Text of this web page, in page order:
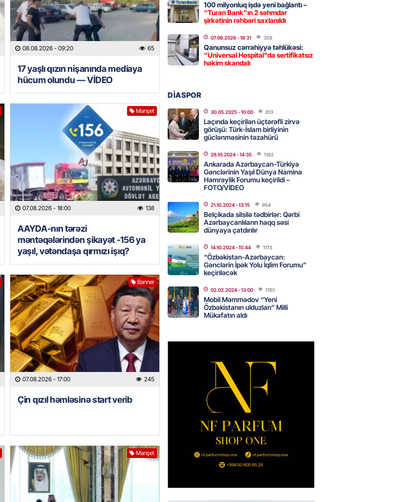
08.08.2026 - 09:20 65
17 yaşlı qızın nişanında mediaya
hücum olundu — VİDEO
Manşet
07.08.2026 - 18:00 138
AAYDA-nın tərəzi
məntəqələrindən şikayət -156 ya
yaşıl, vətəndaşa qırmızı işıq?
Banner
07.08.2026 - 17:00 245
Çin qızıl həmləsinə start verib
Manşet
GÜNDƏM
Ülviyyə İlyasova fəhləyə borclu qalıb?
07.08.2026 - 16:45
MANŞET
07.08.2026
İDMAN
Albaniya klubuna keçən Kamil
“Liverpul”da oynamaq istəyir
07.08.2026- 16:15
HADISƏ
Tovuzda qadın qətlə yetirildi – Şübhəli
qardaşı oğludur
07.08.2026 - 16:00 224
Türkiyədə 37,6 milyon, Rusiyada 16,7
milyon – Azərbaycanlıların yemək
xərcləri
07.08.2026 - 15:45
GÜNDƏM
Türkiyə, Səudiyyə Ərəbistanı və
Pakistan arasında Məkkə müdafiə
sazişi imzalanıb
Tramp Ukraynaya bu silahı verməkdən
imtina etdi: ABŞ-ın özünün bu raketlərə
07.08.2026- 15:00 151
100 milyonluq işdə yeni bağlantı –
“Turan Bank”ın 2 səhmdar
şirkətinin rəhbəri saxlanıldı
07.08.2026- 18:31 359
Qanunsuz cərrahiyyə təhlükəsi:
“Universal Hospital”da sertifikatsız
həkim skandalı
DİASPOR
30.05.2025- 10:00 813
Laçında keçirilən üçtərəfli zirvə
görüşü: Türk-İslam birliyinin
güclənməsinin təzahürü
28.10.2024- 14:35 1182
Ankarada Azərbaycan-Türkiyə
Gənclərinin Yaşıl Dünya Naminə
Həmrəylik Forumu keçirildi –
FOTO/VİDEO
21.10.2024- 13:15 954
Belçikada silsilə tədbirlər: Qərbi
Azərbaycanlıların haqq səsi
dünyaya çatdırılır
14.10.2024- 15:44 1173
“Özbəkistan-Azərbaycan:
Gənclərin İpək Yolu İqlim Forumu”
keçiriləcək
02.02.2024- 13:00 1761
Mobil Məmmədov “Yeni
Özbəkistanın ulduzları” Milli
Mükafatın aldı